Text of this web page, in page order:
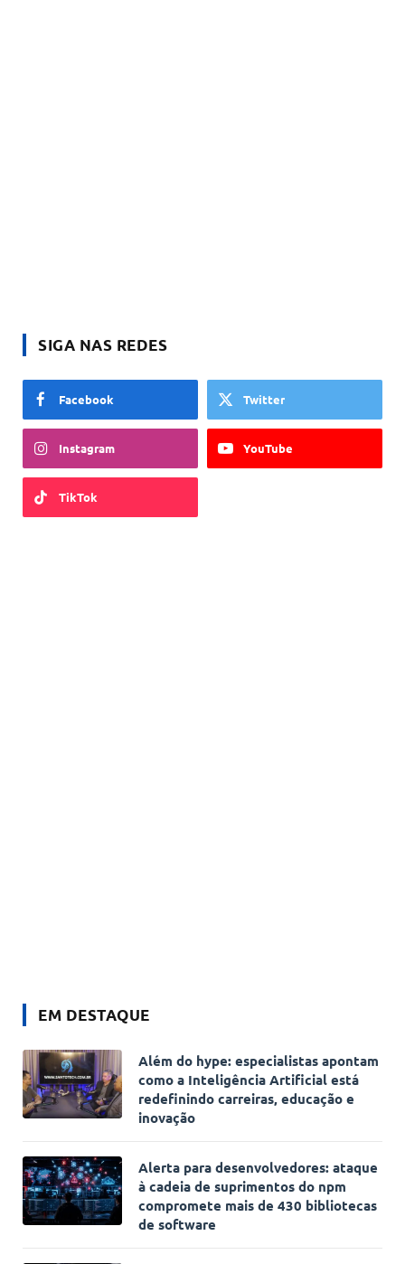
SIGA NAS REDES
Facebook Twitter
Instagram YouTube
TikTok
EM DESTAQUE
Além do hype: especialistas apontam
como a Inteligência Artificial está
redefinindo carreiras, educação e
inovação
Alerta para desenvolvedores: ataque
à cadeia de suprimentos do npm
compromete mais de 430 bibliotecas
de software